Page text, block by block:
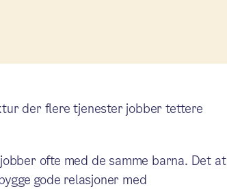
der flere tjenester jobber tettere
ofte med de samme barna. Det at
gode relasjoner med